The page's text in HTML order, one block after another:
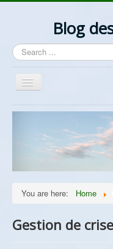
Blog
Search
...
Toggle
Navigation
Bienvenue
Actualités
La Profession
Les Idées
Ordre/Contre Ordre
You are here: Home
Gestion de